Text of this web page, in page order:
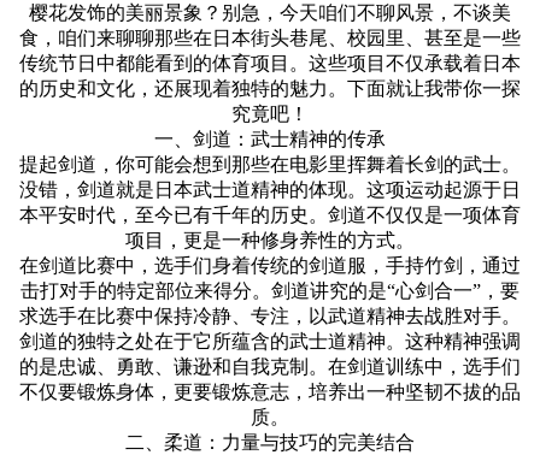
樱花发饰的美丽景象？别急，今天咱们不聊风景，不谈美
食，咱们来聊聊那些在日本街头巷尾、校园里、甚至是一些
传统节日中都能看到的体育项目。这些项目不仅承载着日本
的历史和文化，还展现着独特的魅力。下面就让我带你一探
究竟吧！
一、剑道：武士精神的传承
提起剑道，你可能会想到那些在电影里挥舞着长剑的武士。
没错，剑道就是日本武士道精神的体现。这项运动起源于日
本平安时代，至今已有千年的历史。剑道不仅仅是一项体育
项目，更是一种修身养性的方式。
在剑道比赛中，选手们身着传统的剑道服，手持竹剑，通过
击打对手的特定部位来得分。剑道讲究的是“心剑合一”，要
求选手在比赛中保持冷静、专注，以武道精神去战胜对手。
剑道的独特之处在于它所蕴含的武士道精神。这种精神强调
的是忠诚、勇敢、谦逊和自我克制。在剑道训练中，选手们
不仅要锻炼身体，更要锻炼意志，培养出一种坚韧不拔的品
质。
二、柔道：力量与技巧的完美结合